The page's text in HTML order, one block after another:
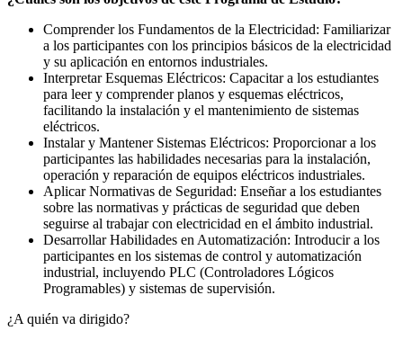
Comprender los Fundamentos de la Electricidad: Familiarizar
a los participantes con los principios básicos de la electricidad
y su aplicación en entornos industriales.
Interpretar Esquemas Eléctricos: Capacitar a los estudiantes
para leer y comprender planos y esquemas eléctricos,
facilitando la instalación y el mantenimiento de sistemas
eléctricos.
Instalar y Mantener Sistemas Eléctricos: Proporcionar a los
participantes las habilidades necesarias para la instalación,
operación y reparación de equipos eléctricos industriales.
Aplicar Normativas de Seguridad: Enseñar a los estudiantes
sobre las normativas y prácticas de seguridad que deben
seguirse al trabajar con electricidad en el ámbito industrial.
Desarrollar Habilidades en Automatización: Introducir a los
participantes en los sistemas de control y automatización
industrial, incluyendo PLC (Controladores Lógicos
Programables) y sistemas de supervisión.
¿A quién va dirigido?